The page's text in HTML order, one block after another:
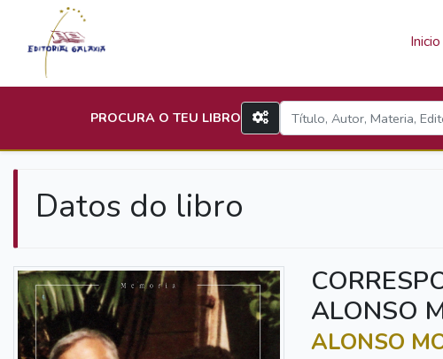
Inicio
PROCURA O TEU LIBRO
Datos do libro
ALONSO
ALONSO